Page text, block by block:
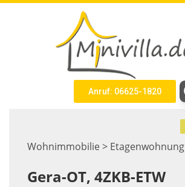
Anruf: 06625-1820
Wohnimmobilie > Etagenwohnung
Gera-OT, 4ZKB-ETW